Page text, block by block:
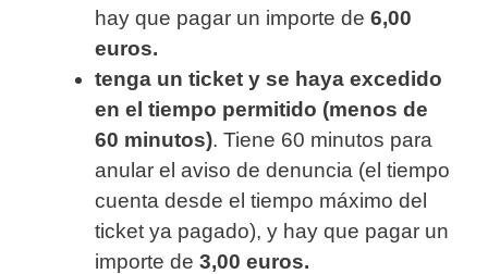
hay que pagar un importe de 6,00
euros.
tenga un ticket y se haya excedido
en el tiempo permitido (menos de
60 minutos). Tiene 60 minutos para
anular el aviso de denuncia (el tiempo
cuenta desde el tiempo máximo del
ticket ya pagado), y hay que pagar un
importe de 3,00 euros.